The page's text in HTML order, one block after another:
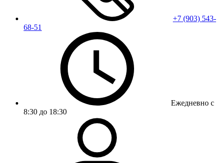
+7 (903) 543-
68-51
Ежедневно с
8:30 до 18:30